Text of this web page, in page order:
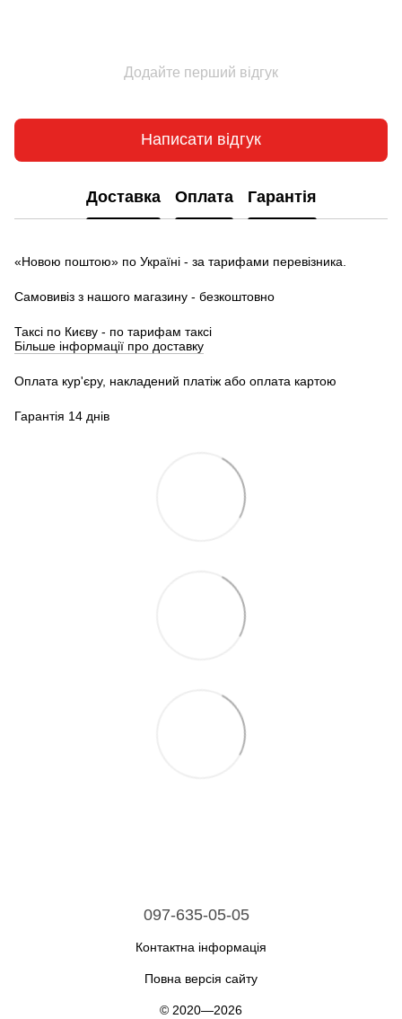
Додайте перший відгук
Написати відгук
Доставка Оплата Гарантія
«Новою поштою» по Україні - за тарифами перевізника.
Самовивіз з нашого магазину - безкоштовно
Таксі по Києву - по тарифам таксі
Більше інформації про доставку
Оплата кур'єру, накладений платіж або оплата картою
Гарантія 14 днів
097-635-05-05
Контактна інформація
Повна версія сайту
© 2020—2026